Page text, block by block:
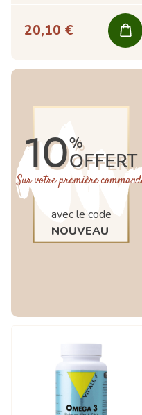
20,10 €
10%
OFFERT
Sur votre première
avec le code
NOUVEAU